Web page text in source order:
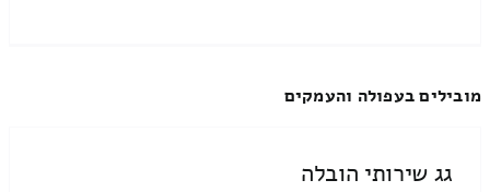
מובילים בעפולה והעמקים
גג שירותי הובלה